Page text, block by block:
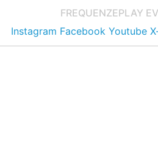
FREQUENZEPLAY
Instagram Facebook Youtube